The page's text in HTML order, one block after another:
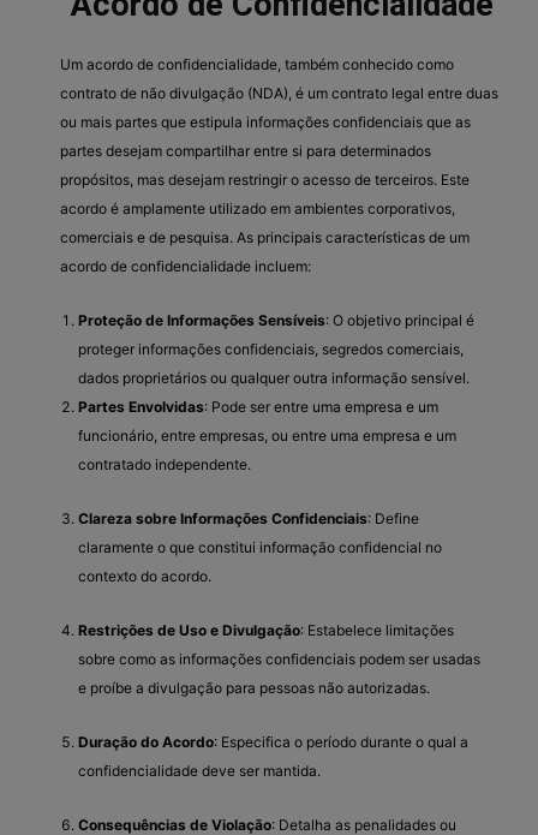
Um acordo de confidencialidade, também conhecido como
contrato de não divulgação (NDA), é um contrato legal entre duas
ou mais partes que estipula informações confidenciais que as
partes desejam compartilhar entre si para determinados
propósitos, mas desejam restringir o acesso de terceiros. Este
acordo é amplamente utilizado em ambientes corporativos,
comerciais e de pesquisa. As principais características de um
acordo de confidencialidade incluem:
Proteção de Informações Sensíveis: O objetivo principal é
proteger informações confidenciais, segredos comerciais,
dados proprietários ou qualquer outra informação sensível.
Partes Envolvidas: Pode ser entre uma empresa e um
funcionário, entre empresas, ou entre uma empresa e um
contratado independente.
Clareza sobre Informações Confidenciais: Define
claramente o que constitui informação confidencial no
contexto do acordo.
Restrições de Uso e Divulgação: Estabelece limitações
sobre como as informações confidenciais podem ser usadas
e proíbe a divulgação para pessoas não autorizadas.
Duração do Acordo: Especifica o período durante o qual a
confidencialidade deve ser mantida.
Consequências de Violação: Detalha as penalidades ou